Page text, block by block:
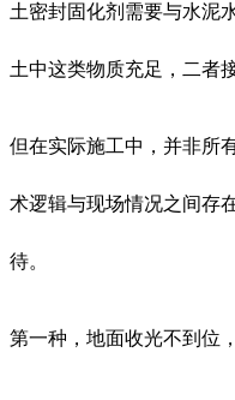
土密封固化剂需要与水泥
土中这类物质充足，二者
但在实际施工中，并非所
术逻辑与现场情况之间存
待。
第一种，地面收光不到位